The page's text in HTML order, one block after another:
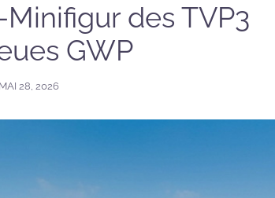
Minifigur des TVP3
GWP
MAI 28, 2026